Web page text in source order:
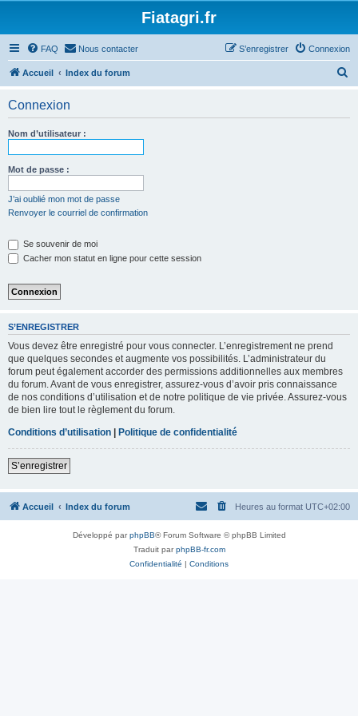
Fiatagri.fr
FAQ Nous contacter Connexion
S’enregistrer
Accueil Index du forum
Connexion
Nom d’utilisateur :
Mot de passe :
J’ai oublié mon mot de passe
Renvoyer le courriel de confirmation
Se souvenir de moi
Cacher mon statut en ligne pour cette session
S’ENREGISTRER
Vous devez être enregistré pour vous connecter. L’enregistrement ne prend
que quelques secondes et augmente vos possibilités. L’administrateur du
forum peut également accorder des permissions additionnelles aux membres
du forum. Avant de vous enregistrer, assurez-vous d’avoir pris connaissance
de nos conditions d’utilisation et de notre politique de vie privée. Assurez-vous
de bien lire tout le règlement du forum.
Conditions d’utilisation | Politique de confidentialité
S’enregistrer
Accueil Index du forum Heures au format UTC+02:00
Développé parphpBB® Forum Software © phpBB Limited
Traduit parphpBB-fr.com
Confidentialité | Conditions